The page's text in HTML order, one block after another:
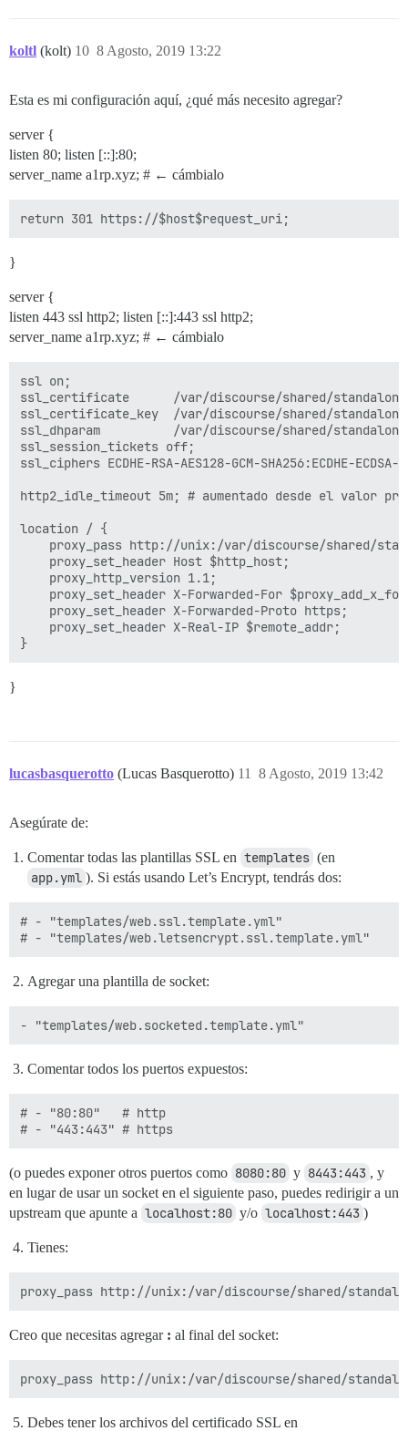
koltl (kolt) 8 Agosto, 2019 13:22
10
Esta es mi configuración aquí, ¿qué más necesito agregar?
server {
listen 80; listen [::]:80;
server_name a1rp.xyz; # ← cámbialo
}
server {
listen 443 ssl http2; listen [::]:443 ssl http2;
server_name a1rp.xyz; # ← cámbialo
ssl on;
ssl_certificate      /var/discourse/shared/
ssl_certificate_key  /var/discourse/shared/
ssl_dhparam          /var/discourse/shared/standalone/
ssl_session_tickets off;
ssl_ciphers ECDHE-RSA-AES128-GCM-SHA256:ECDHE-ECDSA-
http2_idle_timeout 5m; # aumentado desde el valor
location / {
proxy_pass http://unix:/var/discourse/shared/
    proxy_set_header Host $http_host;
    proxy_http_version 1.1;
proxy_set_header X-Forwarded-For
    proxy_set_header X-Forwarded-Proto https;
    proxy_set_header X-Real-IP $remote_addr;
}
lucasbasquerotto (Lucas Basquerotto) 8 Agosto, 2019 13:42
11
Asegúrate de:
Comentar todas las plantillas SSL en templates (en
app.yml ). Si estás usando Let’s Encrypt, tendrás dos:
# - "templates/web.ssl.template.yml"
Agregar una plantilla de socket:
Comentar todos los puertos expuestos:
# - "80:80"   # http
(o puedes exponer otros puertos como 8080:80 y 8443:443 , y
en lugar de usar un socket en el siguiente paso, puedes redirigir a un
upstream que apunte a localhost:80 y/o localhost:443 )
Tienes:
Creo que necesitas agregar : al final del socket:
Debes tener los archivos del certificado SSL en